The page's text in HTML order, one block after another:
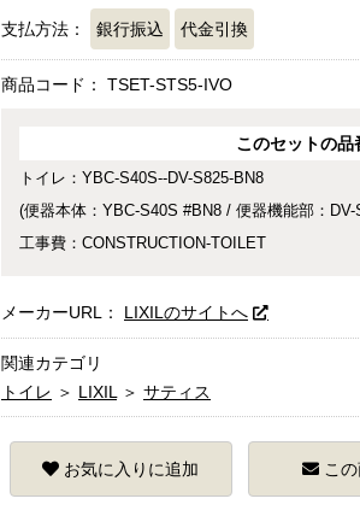
支払方法： 銀行振込 代金引換
商品コード： TSET-STS5-IVO
このセットの品
トイレ：YBC-S40S--DV-S825-BN8
(便器本体：YBC-S40S #BN8 / 便器機能部：DV-
工事費：CONSTRUCTION-TOILET
メーカーURL： LIXILのサイトへ
関連カテゴリ
トイレ ＞ LIXIL ＞ サティス
お気に入りに追加 この